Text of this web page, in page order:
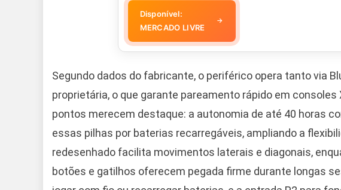
Disponível:
MERCADO LIVRE
→
Segundo dados do fabricante, o periférico opera tanto via
proprietária, o que garante pareamento rápido em
pontos merecem destaque: a autonomia de até 40 horas
essas pilhas por baterias recarregáveis, ampliando a
redesenhado facilita movimentos laterais e diagonais,
botões e gatilhos oferecem pegada firme durante longas